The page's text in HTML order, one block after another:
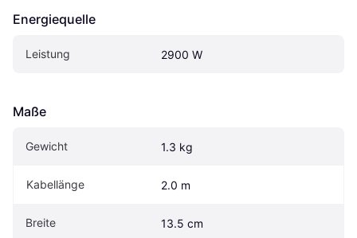
Energiequelle
Leistung 2900 W
Maße
Gewicht 1.3 kg
Kabellänge 2.0 m
Breite 13.5 cm